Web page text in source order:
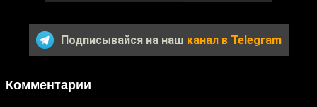
Подписывайся на наш канал в Telegram
Комментарии